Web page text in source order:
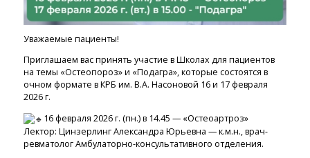
Уважаемые пациенты!
Приглашаем вас принять участие в Школах для пациентов
на темы «Остеопороз» и «Подагра», которые состоятся в
очном формате в КРБ им. В.А. Насоновой 16 и 17 февраля
2026 г.
16 февраля 2026 г. (пн.) в 14.45 — «Остеоартроз»
Лектор: Цинзерлинг Александра Юрьевна — к.м.н., врач-
ревматолог Амбулаторно-консультативного отделения.